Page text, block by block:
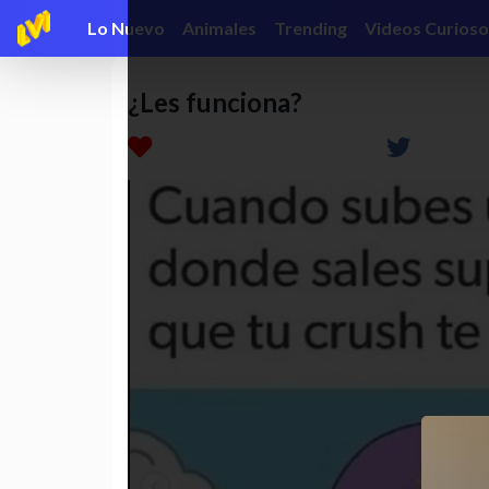
Lo Nuevo Animales Trending Videos
¿Les funciona?